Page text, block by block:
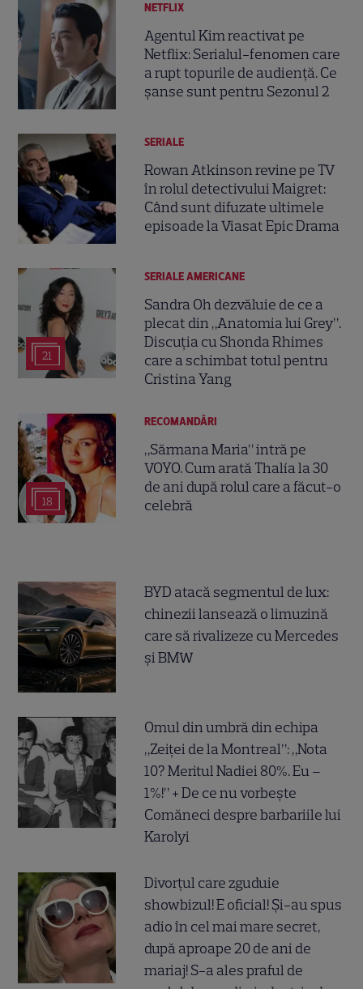
NETFLIX
Agentul Kim reactivat pe
Netflix: Serialul-fenomen care
a rupt topurile de audiență. Ce
șanse sunt pentru Sezonul 2
SERIALE
Rowan Atkinson revine pe TV
în rolul detectivului Maigret:
Când sunt difuzate ultimele
episoade la Viasat Epic Drama
21
SERIALE AMERICANE
Sandra Oh dezvăluie de ce a
plecat din „Anatomia lui Grey”.
Discuția cu Shonda Rhimes
care a schimbat totul pentru
Cristina Yang
18
RECOMANDĂRI
„Sărmana Maria” intră pe
VOYO. Cum arată Thalía la 30
de ani după rolul care a făcut-o
celebră
BYD atacă segmentul de lux:
chinezii lansează o limuzină
care să rivalizeze cu Mercedes
și BMW
Omul din umbră din echipa
„Zeiței de la Montreal”: „Nota
10? Meritul Nadiei 80%. Eu –
1%!” + De ce nu vorbește
Comăneci despre barbariile lui
Karolyi
Divorțul care zguduie
showbizul! E oficial! Și-au spus
adio în cel mai mare secret,
după aproape 20 de ani de
mariaj! S-a ales praful de